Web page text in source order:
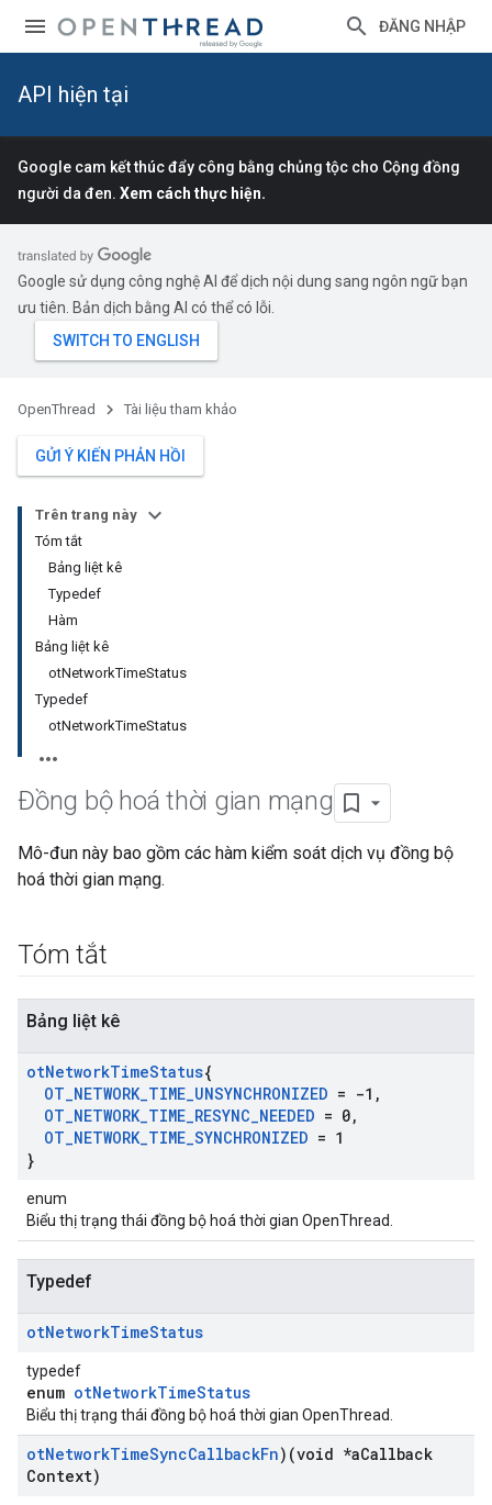
ĐĂNG NHẬP
API hiện tại
Google cam kết thúc đẩy công bằng chủng tộc cho Cộng đồng
người da đen. Xem cách thực hiện.
Google sử dụng công nghệ AI để dịch nội dung sang ngôn ngữ bạn
ưu tiên. Bản dịch bằng AI có thể có lỗi.
OpenThread Tài liệu tham khảo
GỬI Ý KIẾN PHẢN HỒI
Trên trang này
Tóm tắt
Bảng liệt kê
Typedef
Hàm
Bảng liệt kê
otNetworkTimeStatus
Typedef
otNetworkTimeStatus
Đồng bộ hoá thời gian mạng
Mô-đun này bao gồm các hàm kiểm soát dịch vụ đồng bộ
hoá thời gian mạng.
Tóm tắt
Bảng liệt kê
otNetworkTimeStatus{
OT_NETWORK_TIME_UNSYNCHRONIZED = -1 ,
OT_NETWORK_TIME_RESYNC_NEEDED = 0,
OT_NETWORK_TIME_SYNCHRONIZED = 1
}
enum
Biểu thị trạng thái đồng bộ hoá thời gian OpenThread.
Typedef
otNetworkTimeStatus
typedef
enum otNetworkTimeStatus
Biểu thị trạng thái đồng bộ hoá thời gian OpenThread.
otNetworkTimeSyncCallbackFn)(void *aCallback
Context)